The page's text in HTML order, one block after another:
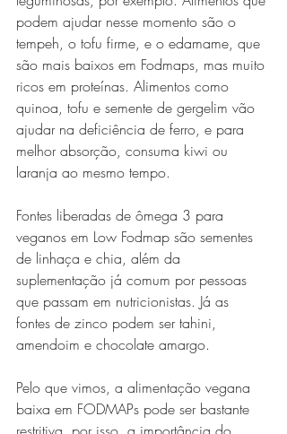
podem ajudar nesse momento são o
tempeh, o tofu firme, e o edamame, que
são mais baixos em Fodmaps, mas muito
ricos em proteínas. Alimentos como
quinoa, tofu e semente de gergelim vão
ajudar na deficiência de ferro, e para
melhor absorção, consuma kiwi ou
laranja ao mesmo tempo.
Fontes liberadas de ômega 3 para
veganos em Low Fodmap são sementes
de linhaça e chia, além da
suplementação já comum por pessoas
que passam em nutricionistas. Já as
fontes de zinco podem ser tahini,
amendoim e chocolate amargo.
Pelo que vimos, a alimentação vegana
baixa em FODMAPs pode ser bastante